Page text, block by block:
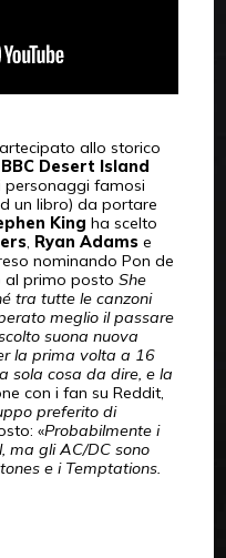
allo storico
BBC Desert Island
personaggi famosi
un libro) da portare
King ha scelto
, Ryan Adamse
nominando Pon de
al primo posto She
tra tutte le canzoni
meglio il passare
suona nuova
la prima volta a 16
sola cosa da dire, e la
con i fan su Reddit,
preferito di
«Probabilmente i
ma gli AC/DC sono
e i Temptations.